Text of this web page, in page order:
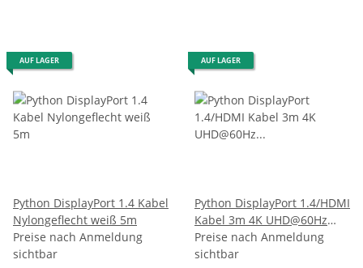
AUF LAGER
Python DisplayPort 1.4 Kabel
Nylongeflecht weiß 5m
Preise nach Anmeldung
sichtbar
AUF LAGER
Python DisplayPort 1.4/HDMI
Kabel 3m 4K UHD@60Hz
vergoldet OFC St./St.
schwarz
Preise nach Anmeldung
sichtbar